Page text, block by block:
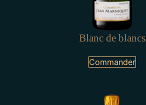
Blanc de blancs
Commander